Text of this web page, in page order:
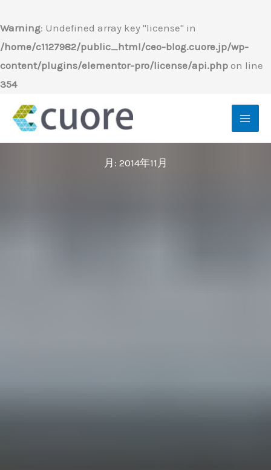
Warning: Undefined array key "license" in
/home/c1127982/public_html/ceo-blog.cuore.jp/wp-
content/plugins/elementor-pro/license/api.php on line
354
容
を
ス
キ
月: 2014年11月